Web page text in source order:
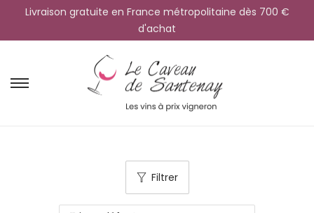
Livraison gratuite en France métropolitaine dès 700 €
d'achat
Filtrer